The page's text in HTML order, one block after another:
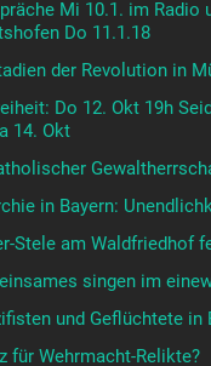
Mi 10.1. im Radio
Do 11.1.18
der Revolution in
Do 12. Okt 19h
14. Okt
in Bayern:
Stele am Waldfriedhof
singen im
und Geflüchtete in
für Wehrmacht-Relikte?